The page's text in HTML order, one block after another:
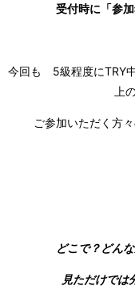
受付時に「参
今回も 5級程度にTRY
上
ご参加いただく方
どこで？どん
見ただけでは